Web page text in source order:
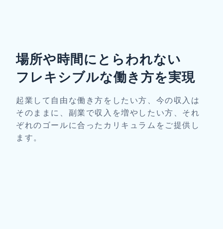
場所や時間にとらわれない
フレキシブルな働き方を実現
起業して自由な働き方をしたい方、今の収入は
そのままに、副業で収入を増やしたい方、それ
ぞれのゴールに合ったカリキュラムをご提供し
ます。